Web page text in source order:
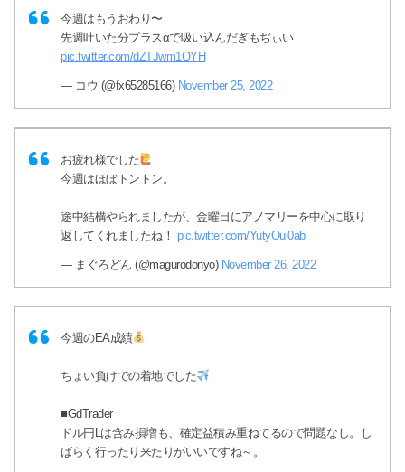
今週はもうおわり〜
先週吐いた分プラスαで吸い込んだぎもぢぃい
pic.twitter.com/dZTJwm1OYH
— コウ (@fx65285166) November 25, 2022
お疲れ様でした
今週はほぼトントン。
途中結構やられましたが、金曜日にアノマリーを中心に取り
返してくれましたね！ pic.twitter.com/YutyOui0ab
— まぐろどん (@magurodonyo) November 26, 2022
今週のEA成績
ちょい負けでの着地でした
■GdTrader
ドル円Lは含み損増も、確定益積み重ねてるので問題なし。し
ばらく行ったり来たりがいいですね～。